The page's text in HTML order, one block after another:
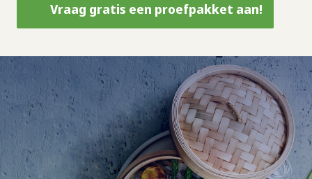
Vraag gratis een proefpakket aan!